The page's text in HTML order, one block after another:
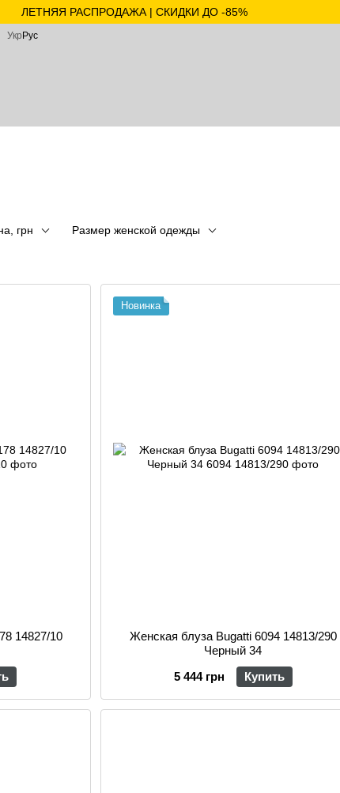
ЛЕТНЯЯ РАСПРОДАЖА | СКИДКИ ДО -85%
Укр Рус
грн Размер женской одежды
14827/10
Новинка
Женская блуза Bugatti 6094 14813/290
Черный 34
5 444 грн
Купить